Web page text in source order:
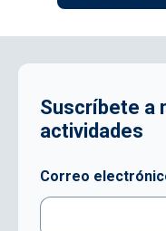
Suscríbete a
actividades
Correo